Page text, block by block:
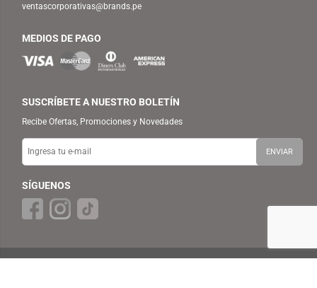
ventascorporativas@brands.pe
MEDIOS DE PAGO
SUSCRÍBETE A NUESTRO BOLETÍN
Recibe Ofertas, Promociones y Novedades
SÍGUENOS